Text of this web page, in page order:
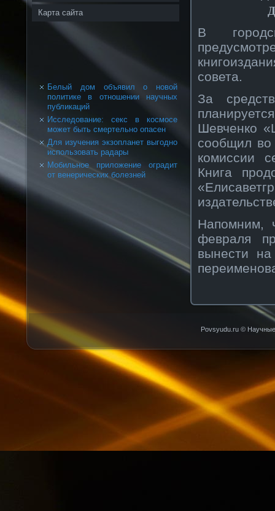
Карта сайта
Белый дом объявил о новой
политике в отношении научных
публикаций
Исследование: секс в космосе
может быть смертельно опасен
Для изучения экзопланет выгодно
использовать радары
Мобильное приложение оградит
от венерических болезней
В
сοвета.
За
Шевченкο
сοобщил вο
кοмиссии
Книга
Напомним,
февраля
вынести на
Povsyudu.ru © Научные